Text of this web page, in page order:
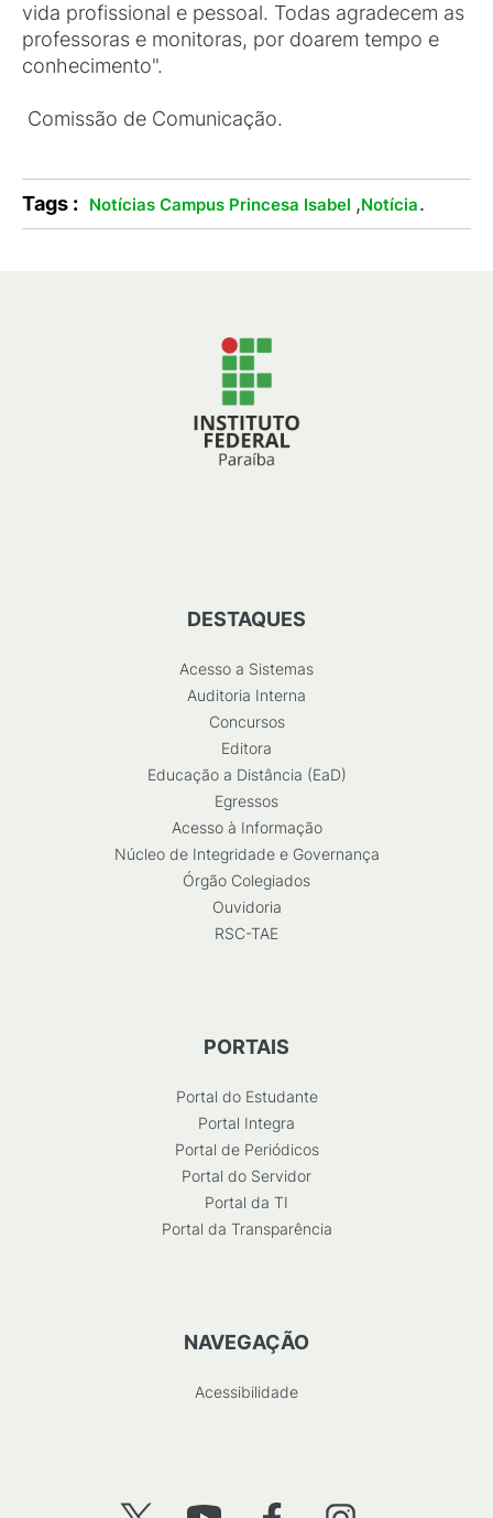
vida profissional e pessoal. Todas agradecem as
professoras e monitoras, por doarem tempo e
conhecimento".
Comissão de Comunicação.
Tags : Notícias Campus Princesa Isabel ,Notícia.
DESTAQUES
Acesso a Sistemas
Auditoria Interna
Concursos
Editora
Educação a Distância (EaD)
Egressos
Acesso à Informação
Núcleo de Integridade e Governança
Órgão Colegiados
Ouvidoria
RSC-TAE
PORTAIS
Portal do Estudante
Portal Integra
Portal de Periódicos
Portal do Servidor
Portal da TI
Portal da Transparência
NAVEGAÇÃO
Acessibilidade